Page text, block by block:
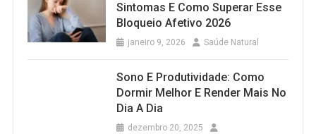
Sintomas E Como Superar Esse
Bloqueio Afetivo 2026
janeiro 9, 2026 Saúde Natural
Sono E Produtividade: Como
Dormir Melhor E Render Mais No
Dia A Dia
dezembro 20, 2025